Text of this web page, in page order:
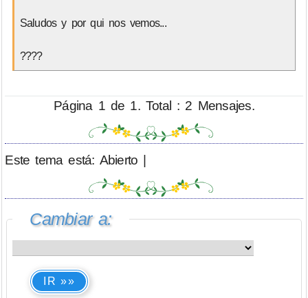
Saludos y por qui nos vemos...
????
Página 1 de 1. Total : 2 Mensajes.
Este tema está: Abierto |
Cambiar a:
IR »»